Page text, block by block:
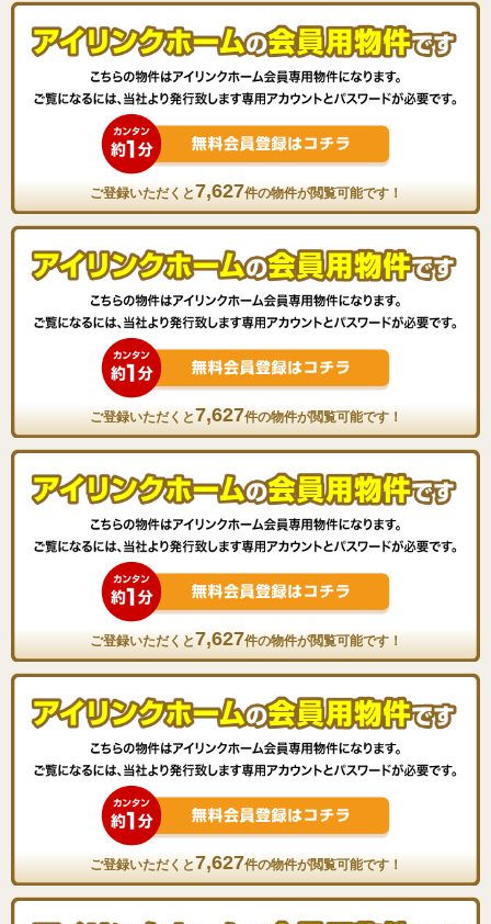
ご登録いただくと7,627件の物件が閲覧可能です！
ご登録いただくと7,627件の物件が閲覧可能です！
ご登録いただくと7,627件の物件が閲覧可能です！
ご登録いただくと7,627件の物件が閲覧可能です！